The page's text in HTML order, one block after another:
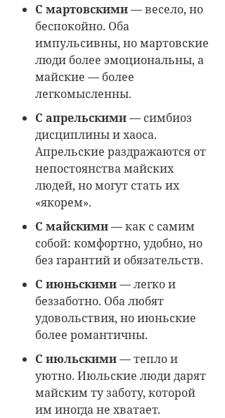
С мартовскими— весело, но
беспокойно. Оба
импульсивны, но мартовские
люди более эмоциональны, а
майские — более
легкомысленны.
С апрельскими— симбиоз
дисциплины и хаоса.
Апрельские раздражаются от
непостоянства майских
людей, но могут стать их
«якорем».
С майскими— как с самим
собой: комфортно, удобно, но
без гарантий и обязательств.
С июньскими— легко и
беззаботно. Оба любят
удовольствия, но июньские
более романтичны.
С июльскими— тепло и
уютно. Июльские люди дарят
майским ту заботу, которой
им иногда не хватает.